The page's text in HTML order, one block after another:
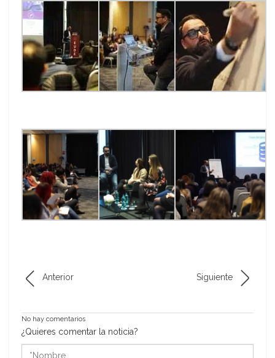
Anterior Siguiente
No hay comentarios
¿Quieres comentar la noticia?